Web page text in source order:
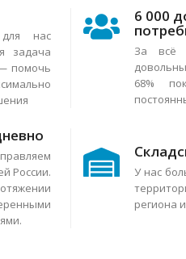
нас
задача
помочь
6 000
За всё
68%
России.
У нас
региона